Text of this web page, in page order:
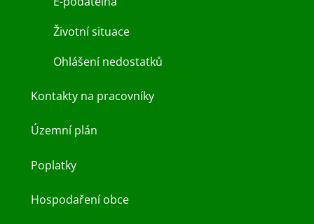
Životní situace
Ohlášení nedostatků
Kontakty na pracovníky
Územní plán
Poplatky
Hospodaření obce